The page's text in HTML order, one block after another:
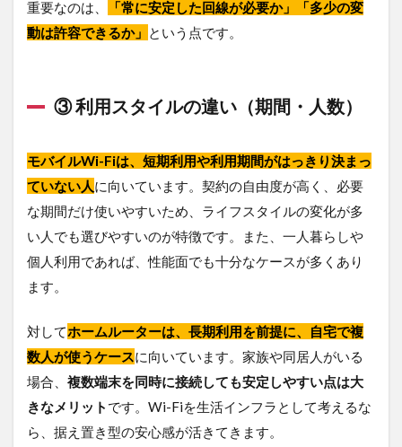
にゃ
んこ
徴
料金
プラ
ン
安）
4.3
「ま
い
人」
いて
いる
重要なのは、
「常に安定した回線が必要か」「多少の変
動は許容できるか」 という点です。
③ 利用スタイルの違い（期間・人数）
モバイルWi-Fiは、短期利用や利用期間がはっきり決まっ
ていない人に向いています。契約の自由度が高く、必要
な期間だけ使いやすいため、ライフスタイルの変化が多
い人でも選びやすいのが特徴です。また、一人暮らしや
個人利用であれば、性能面でも十分なケースが多くあり
ます。
対してホームルーターは、長期利用を前提に、自宅で複
数人が使うケースに向いています。家族や同居人がいる
場合、 複数端末を同時に接続しても安定しやすい点は大
きなメリット です。Wi-Fiを生活インフラとして考えるな
ら、据え置き型の安心感が活きてきます。